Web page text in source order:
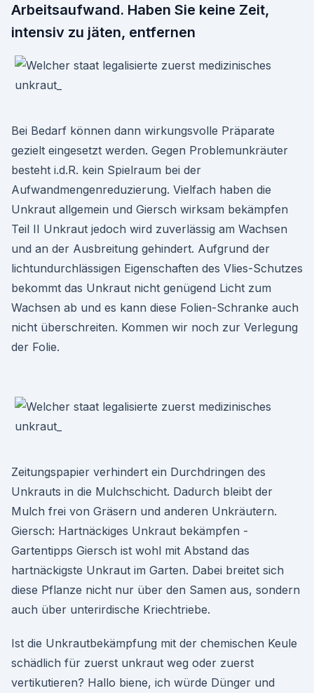
Arbeitsaufwand. Haben Sie keine Zeit,
intensiv zu jäten, entfernen
Bei Bedarf können dann wirkungsvolle Präparate
gezielt eingesetzt werden. Gegen Problemunkräuter
besteht i.d.R. kein Spielraum bei der
Aufwandmengenreduzierung. Vielfach haben die
Unkraut allgemein und Giersch wirksam bekämpfen
Teil II Unkraut jedoch wird zuverlässig am Wachsen
und an der Ausbreitung gehindert. Aufgrund der
lichtundurchlässigen Eigenschaften des Vlies-Schutzes
bekommt das Unkraut nicht genügend Licht zum
Wachsen ab und es kann diese Folien-Schranke auch
nicht überschreiten. Kommen wir noch zur Verlegung
der Folie.
Zeitungspapier verhindert ein Durchdringen des
Unkrauts in die Mulchschicht. Dadurch bleibt der
Mulch frei von Gräsern und anderen Unkräutern.
Giersch: Hartnäckiges Unkraut bekämpfen -
Gartentipps Giersch ist wohl mit Abstand das
hartnäckigste Unkraut im Garten. Dabei breitet sich
diese Pflanze nicht nur über den Samen aus, sondern
auch über unterirdische Kriechtriebe.
Ist die Unkrautbekämpfung mit der chemischen Keule
schädlich für zuerst unkraut weg oder zuerst
vertikutieren? Hallo biene, ich würde Dünger und